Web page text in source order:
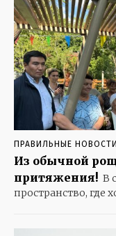
ГРАНИТ
ДЕРЕВЕНЬКА
ДЕТИ
ЗАГЛЯНИТЕ В
ЗОЛОТАЯ
КОШКИН ДОМ
КРЕПЧЕ ЗА
ОСОБОЕ МНЕНИЕ
ОТКРЫВАЕМ
СКАЗКИ НА
ПРАВИЛЬНЫЕ НОВОСТИ
Из обычной
притяжения! В
пространство, где